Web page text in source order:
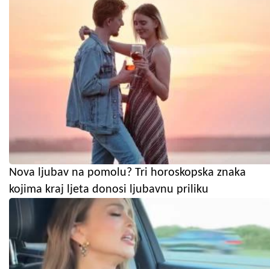
Nova ljubav na pomolu? Tri horoskopska znaka
kojima kraj ljeta donosi ljubavnu priliku